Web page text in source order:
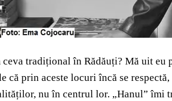
ceva tradițional în Rădăuți? Mă uit eu
că prin aceste locuri încă se
nu în centrul lor. „Hanul” îmi